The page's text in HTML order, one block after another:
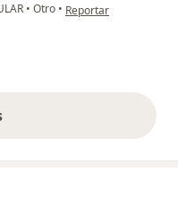
• Otro • en opinión del usuario
Reportar
anteriores